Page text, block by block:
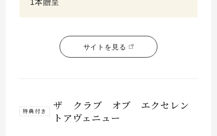
1本贈呈
サイトを見る
特典付き
ザ クラブ オブ エクセレン
トアヴェニュー